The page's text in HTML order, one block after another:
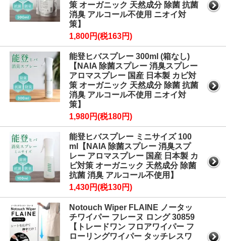
策 オーガニック 天然成分 除菌 抗菌
消臭 アルコール不使用 ニオイ対
策】
1,800円(税163円)
能登ヒバスプレー 300ml (箱なし)
【NAIA 除菌スプレー 消臭スプレー
アロマスプレー 国産 日本製 カビ対
策 オーガニック 天然成分 除菌 抗菌
消臭 アルコール不使用 ニオイ対
策】
1,980円(税180円)
能登ヒバスプレー ミニサイズ 100
ml【NAIA 除菌スプレー 消臭スプ
レー アロマスプレー 国産 日本製 カ
ビ対策 オーガニック 天然成分 除菌
抗菌 消臭 アルコール不使用】
1,430円(税130円)
Notouch Wiper FLAINE ノータッ
チワイパー フレーヌ ロング 30859
【トレードワン フロアワイパー フ
ローリングワイパー タッチレスワ